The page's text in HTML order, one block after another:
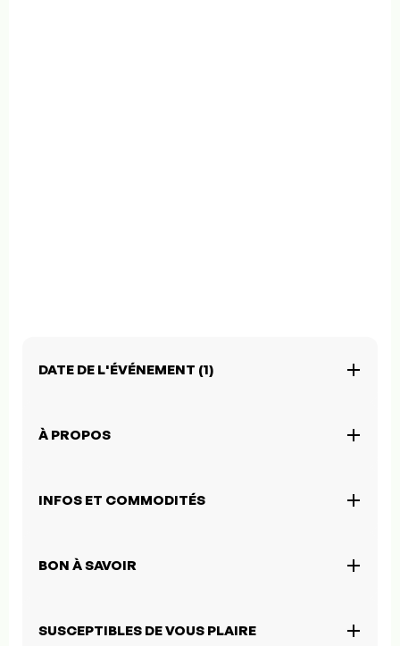
DATE DE L'ÉVÉNEMENT (1)
À PROPOS
INFOS ET COMMODITÉS
BON À SAVOIR
SUSCEPTIBLES DE VOUS PLAIRE